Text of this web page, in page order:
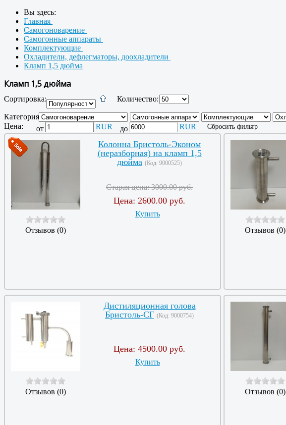
Вы здесь:
Главная
Самогоноварение
Самогонные аппараты
Комплектующие
Охладители, дефлегматоры, доохладители
Кламп 1,5 дюйма
Кламп 1,5 дюйма
Сортировка: Количество:
Категория:
Цена:
от RUR до RUR Сбросить фильтр
Отзывов (0)
Колонна Бристоль-Эконом
(неразборная) на кламп 1,5
дюйма (Код: 9000525)
Старая цена:3000.00 руб.
Цена: 2600.00 руб.
Купить
Отзывов (0)
Отзывов (0)
Дистиляционная голова
Бристоль-СГ (Код: 9000754)
Цена: 4500.00 руб.
Купить
Отзывов (0)